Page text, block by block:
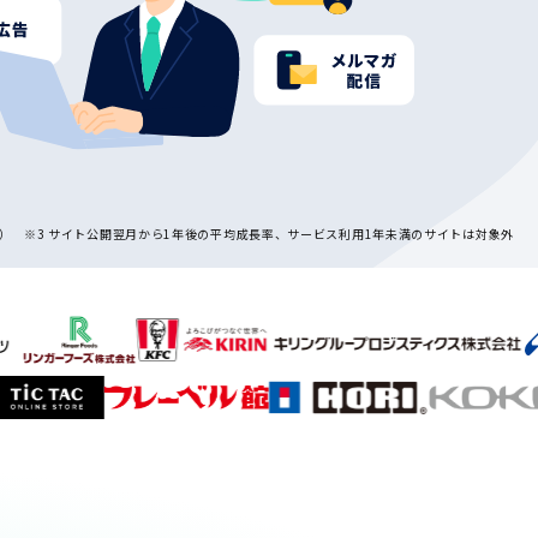
サイト公開翌月から1年後の平均成長率、サービス利用1年未満のサイトは対象外